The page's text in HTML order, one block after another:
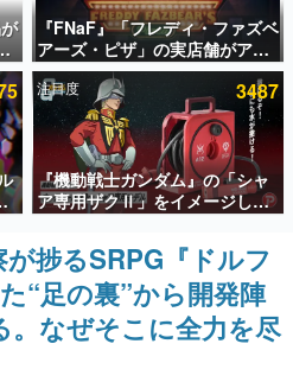
上！ ページビュー数万以上！ などな
まれた、電ファミ渾身の“殿堂入り”記
。
ターの方々に製作時のエピソードをお
企画（ゲーム）とは何か？を探ってい
いけない。『赫本』は、〈試験問題〉
『FNaF』「フレディ・ファズベ
アーズ・ピザ」の実店舗がアメ
リカの商業施設「American
Dream」に2027年オープン！
ScottGamesとの共同開発、食
事だけでなくステージショーや
没入型のホラー体験も楽しめる
注目度 3487
『機動戦士ガンダム』の「シャ
ア専用ザクⅡ」をイメージした
散水ホースリールが予約開始。
本体にはシャアのパーソナルマ
ークやジオン公国軍のエンブレ
ム、型式番号などを配置
捗るSRPG『ドルフ
“足の裏”から開発陣
。なぜそこに全力を尽